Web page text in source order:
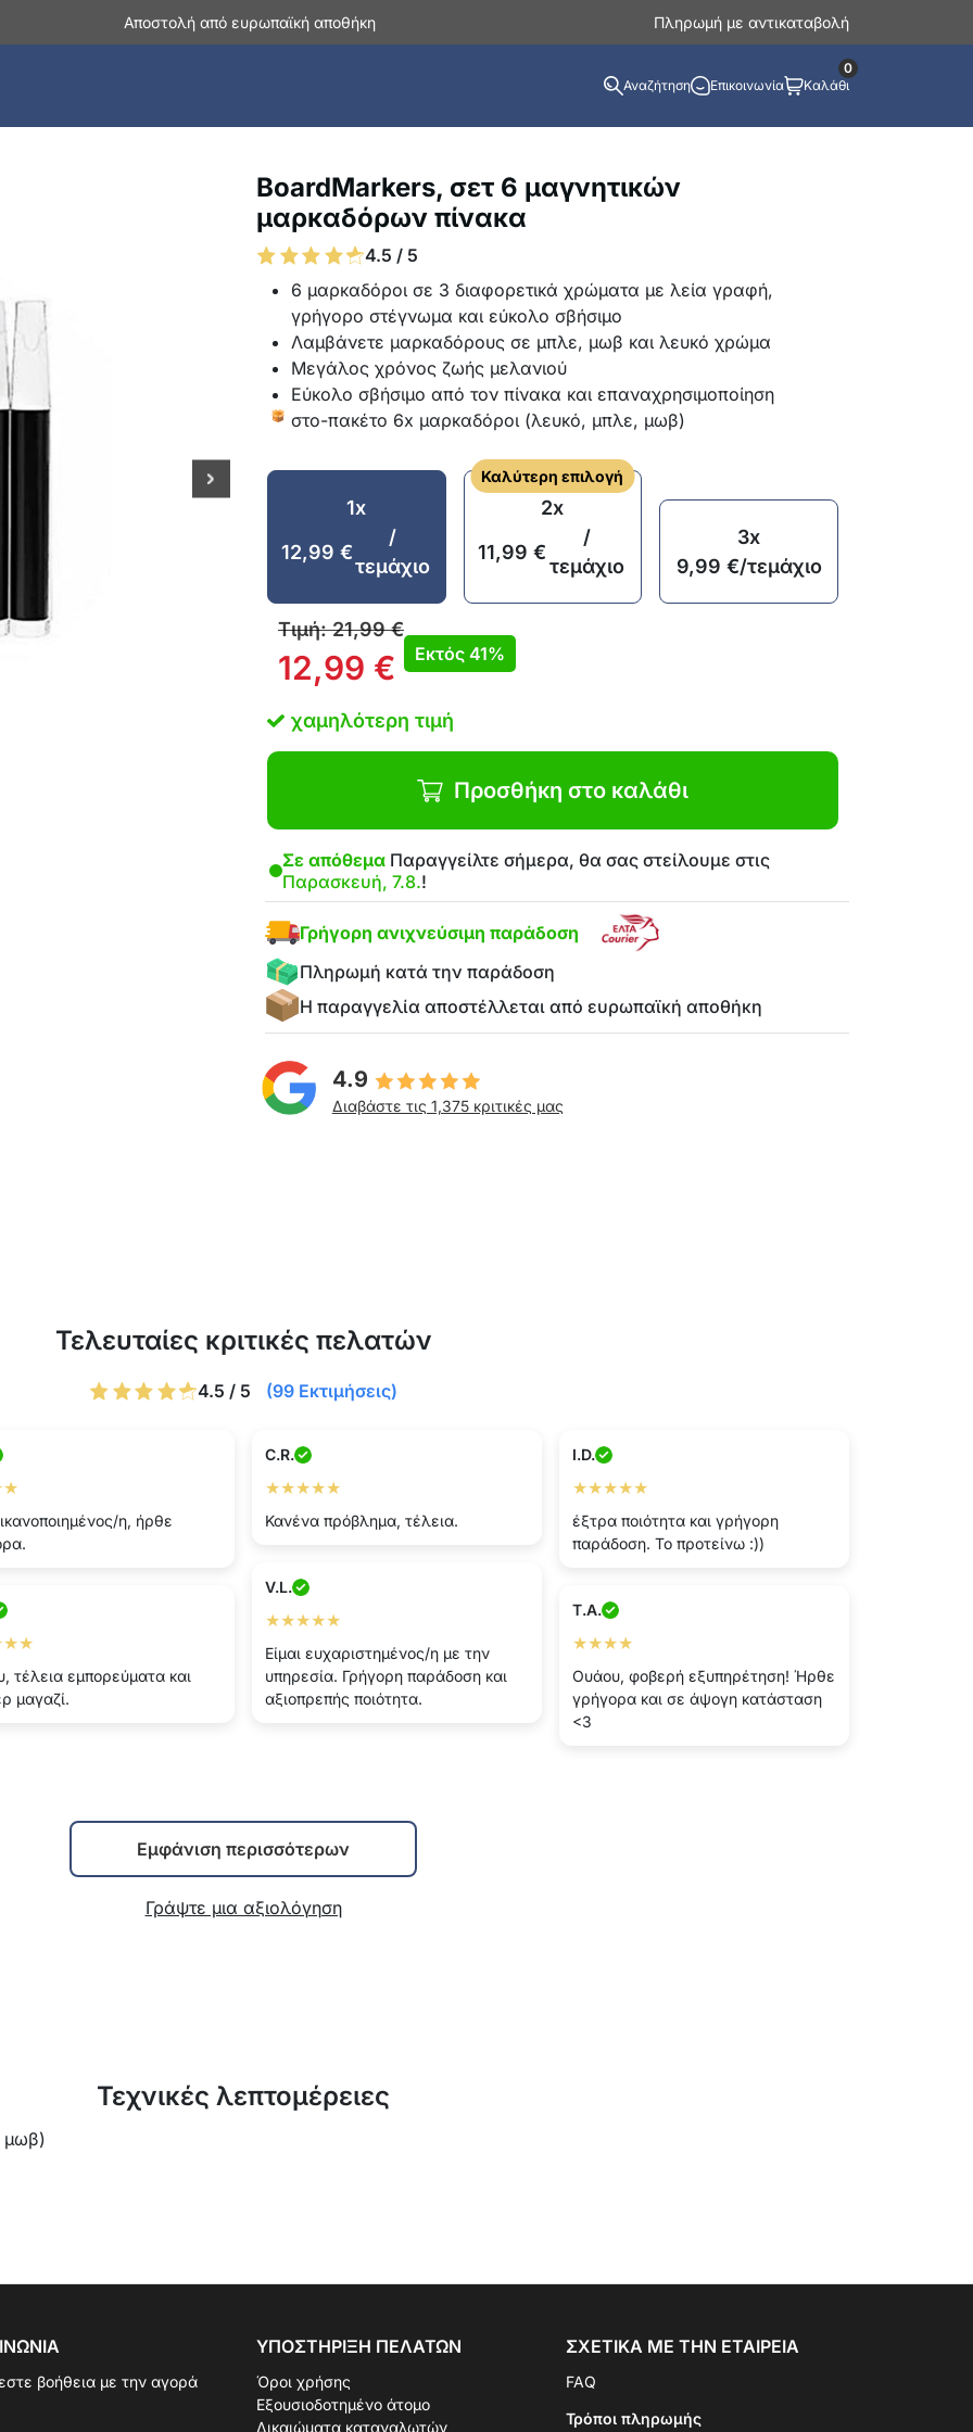
Αποστολή από ευρωπαϊκή αποθήκη Πληρωμή με αντικαταβολή
Αναζήτηση Επικοινωνία Καλάθι
0
BoardMarkers, σετ 6 μαγνητικών
μαρκαδόρων πίνακα
4.5 / 5
6 μαρκαδόροι σε 3 διαφορετικά χρώματα με λεία γραφή,
γρήγορο στέγνωμα και εύκολο σβήσιμο
Λαμβάνετε μαρκαδόρους σε μπλε, μωβ και λευκό χρώμα
Μεγάλος χρόνος ζωής μελανιού
Εύκολο σβήσιμο από τον πίνακα και επαναχρησιμοποίηση
στο-πακέτο 6x μαρκαδόροι (λευκό, μπλε, μωβ)
1x
12,99 €
/
τεμάχιο
Καλύτερη επιλογή
2x
11,99 €
/
τεμάχιο
3x
9,99 €/τεμάχιο
Τιμή:21,99€
12,99 € Εκτός 41%
χαμηλότερη τιμή
Προσθήκη στο καλάθι
Σε απόθεμα Παραγγείλτε σήμερα, θα σας στείλουμε στις
Παρασκευή, 7.8.!
Γρήγορη ανιχνεύσιμη παράδοση
Πληρωμή κατά την παράδοση
Η παραγγελία αποστέλλεται από ευρωπαϊκή αποθήκη
4.9
Διαβάστε τις 1,375 κριτικές μας
Τελευταίες κριτικές πελατών
4.5 / 5 (99 Εκτιμήσεις)
η, ήρθε
C.R.
★★★★★
Κανένα πρόβλημα, τέλεια.
I.D.
★★★★★
έξτρα ποιότητα και γρήγορη
παράδοση. Το προτείνω :))
V.L.
★★★★★
Είμαι ευχαριστημένος/η με την
υπηρεσία. Γρήγορη παράδοση και
αξιοπρεπής ποιότητα.
τέλεια εμπορεύματα και
μαγαζί.
T.A.
★★★★
Ουάου, φοβερή εξυπηρέτηση! Ήρθε
γρήγορα και σε άψογη κατάσταση
<3
Εμφάνιση περισσότερων
Γράψτε μια αξιολόγηση
Τεχνικές λεπτομέρειες
μωβ)
βοήθεια με την αγορά
ΥΠΟΣΤΉΡΙΞΗ ΠΕΛΑΤΏΝ
Όροι χρήσης
Εξουσιοδοτημένο άτομο
Δικαιώματα καταναλωτών
ΣΧΕΤΙΚΆ ΜΕ ΤΗΝ ΕΤΑΙΡΕΊΑ
FAQ
Τρόποι πληρωμής